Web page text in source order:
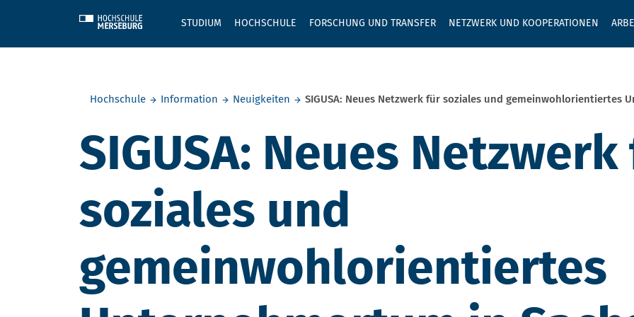
STUDIUM HOCHSCHULE FORSCHUNG UND TRANSFER NETZWERK UND KOOPERATIONEN
Hochschule
Information Neuigkeiten SIGUSA: Neues Netzwerk für soziales und gemeinwohlorientiertes
SIGUSA: Neues
soziales und
gemeinwohlorientiertes